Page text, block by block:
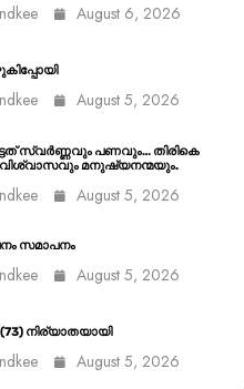
August 6, 2026
August 5, 2026
സ്വർണ്ണവും പണവും… തിരികെ
വിശ്വാസവും മനുഷ്യനന്മയും.
August 5, 2026
സമാപനം
August 5, 2026
നിര്യാതയായി
August 5, 2026